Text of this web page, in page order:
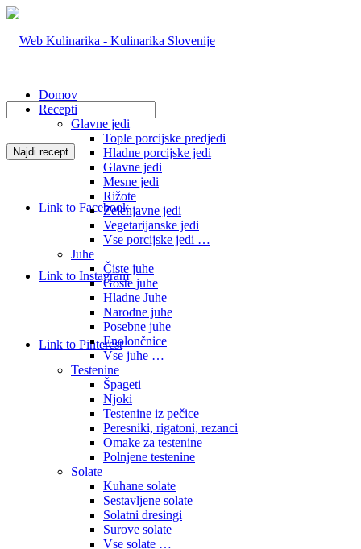
Link to Facebook
Link to Instagram
Link to Pinterest
Domov
Recepti
Glavne jedi
Tople porcijske predjedi
Hladne porcijske jedi
Glavne jedi
Mesne jedi
Rižote
Zelenjavne jedi
Vegetarijanske jedi
Vse porcijske jedi …
Juhe
Čiste juhe
Goste juhe
Hladne Juhe
Narodne juhe
Posebne juhe
Enolončnice
Vse juhe …
Testenine
Špageti
Njoki
Testenine iz pečice
Peresniki, rigatoni, rezanci
Omake za testenine
Polnjene testenine
Solate
Kuhane solate
Sestavljene solate
Solatni dresingi
Surove solate
Vse solate …